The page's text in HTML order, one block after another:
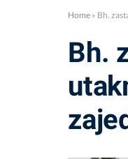
Home » Bh.
Bh.